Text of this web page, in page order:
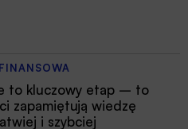
to kluczowy etap – to
zapamiętują wiedzę
i szybciej